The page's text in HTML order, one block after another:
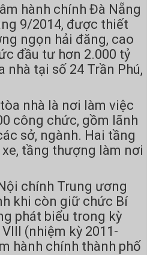
hành chính Đà Nẵng
9/2014, được thiết
ngọn hải đăng, cao
đầu tư hơn 2.000 tỷ
nhà tại số 24 Trần Phú,
nhà là nơi làm việc
công chức, gồm lãnh
sở, ngành. Hai tầng
xe, tầng thượng làm nơi
chính Trung ương
khi còn giữ chức Bí
phát biểu trong kỳ
(nhiệm kỳ 2011-
hành chính thành phố